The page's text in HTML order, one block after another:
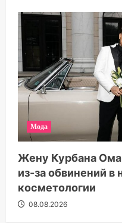
Мода
Жену Курбана
из-за обвинений в
косметологии
08.08.2026